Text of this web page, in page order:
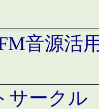
音源活
サークル